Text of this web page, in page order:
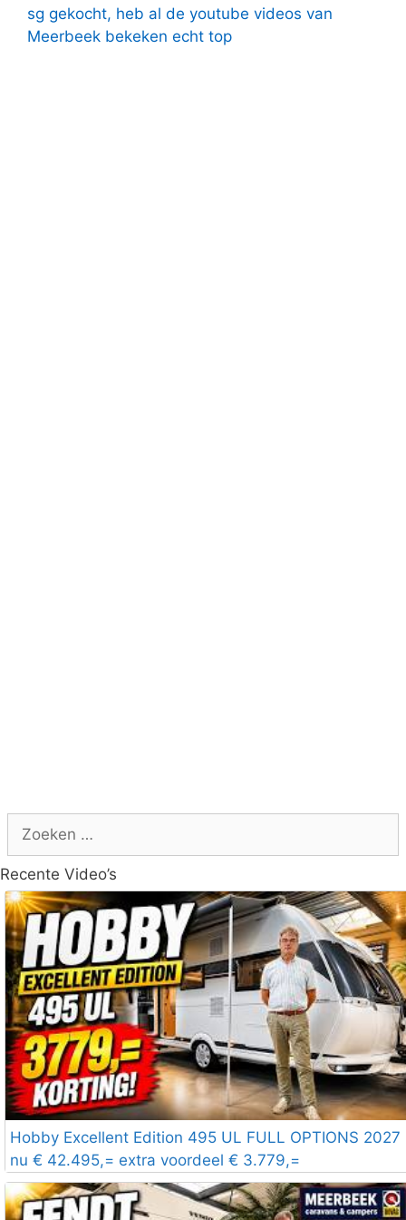
sg gekocht, heb al de youtube videos van
Meerbeek bekeken echt top
naar:
Recente Video’s
Hobby Excellent Edition 495 UL FULL OPTIONS 2027
nu € 42.495,= extra voordeel € 3.779,=